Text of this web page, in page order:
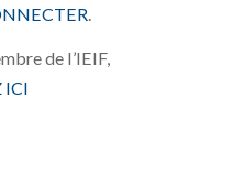
de l’IEIF,
ICI